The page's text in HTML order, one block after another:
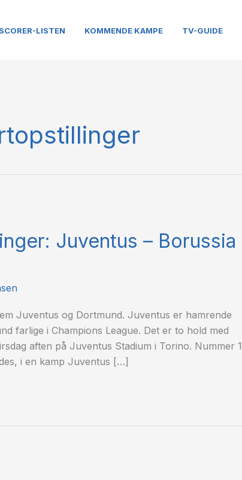
LISTEN KOMMENDE KAMPE TV-GUIDE
Juventus – Borussia
Juventus og Dortmund. Juventus er hamrende
farlige i Champions League. Det er to hold med
aften på Juventus Stadium i Torino. Nummer 1
i en kamp Juventus […]